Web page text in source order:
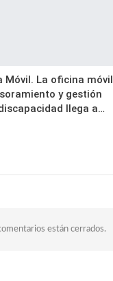
Móvil. La oficina móvil
y gestión
llega a…
están cerrados.